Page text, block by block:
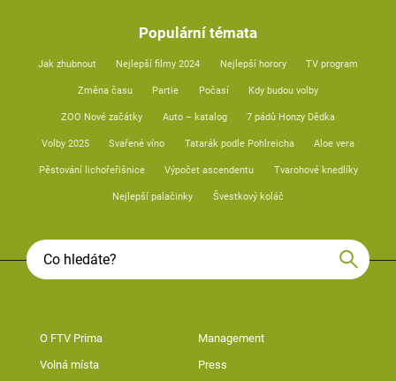
Populární témata
Jak zhubnout Nejlepší filmy 2024 Nejlepší horory TV program
Změna času Partie Počasí Kdy budou volby
ZOO Nové začátky Auto – katalog 7 pádů Honzy Dědka
Volby 2025 Svařené víno Tatarák podle Pohlreicha Aloe vera
Pěstování lichořeřišnice Výpočet ascendentu Tvarohové knedlíky
Nejlepší palačinky Švestkový koláč
O FTV Prima Management
Volná místa Press